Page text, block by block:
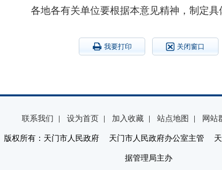
各地各有关单位要根据本意见精神，制定
我要打印 关闭窗口
联系我们 | 设为首页 | 加入收藏 | 站点地图 | 网站
版权所有：天门市人民政府 天门市人民政府办公室主管 天
据管理局主办